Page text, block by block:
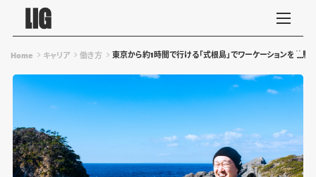
Home キャリア 働き方 東京から約1時間で行ける「式根島」でワーケーションを体験